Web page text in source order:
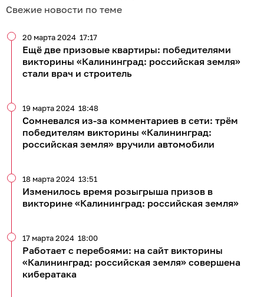
Свежие новости по теме
Ещё две призовые квартиры: победителями
викторины «Калининград: российская земля»
стали врач и строитель
20 марта 2024 17:17
Сомневался из-за комментариев в сети: трём
победителям викторины «Калининград:
российская земля» вручили автомобили
19 марта 2024 18:48
Изменилось время розыгрыша призов в
викторине «Калининград: российская земля»
18 марта 2024 13:51
Работает с перебоями: на сайт викторины
«Калининград: российская земля» совершена
кибератака
17 марта 2024 18:00